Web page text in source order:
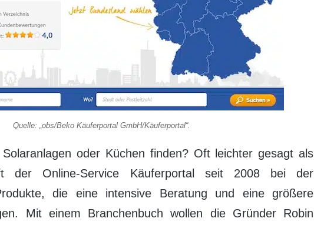
Quelle: „obs/Beko Käuferportal GmbH/Käuferportal“.
oder Küchen finden? Oft leichter gesagt als
der Online-Service Käuferportal seit 2008 bei der
die eine intensive Beratung und eine größere
Mit einem Branchenbuch wollen die Gründer Robin